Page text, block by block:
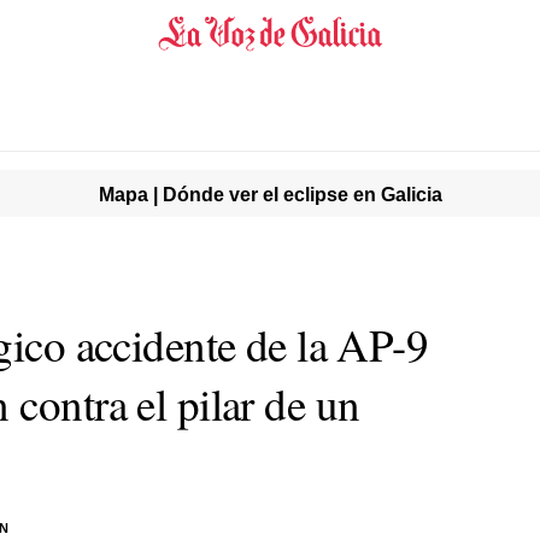
Mapa | Dónde ver el eclipse en Galicia
accidente de la AP-9
el pilar de un